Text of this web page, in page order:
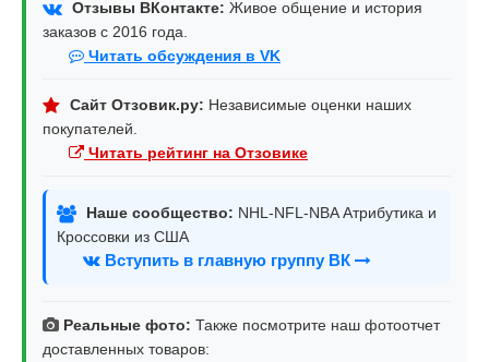
Отзывы ВКонтакте: Живое общение и история
заказов с 2016 года.
Читать обсуждения в VK
Сайт Отзовик.ру: Независимые оценки наших
покупателей.
Читать рейтинг на Отзовике
Наше сообщество: NHL-NFL-NBA Атрибутика и
Кроссовки из США
Вступить в главную группу ВК
Реальные фото: Также посмотрите наш фотоотчет
доставленных товаров: